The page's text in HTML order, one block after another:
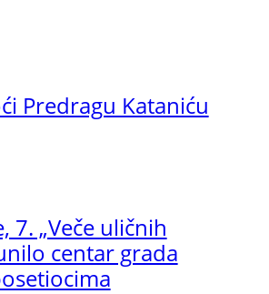
Predragu Kataniću
7. „Veče uličnih
centar grada